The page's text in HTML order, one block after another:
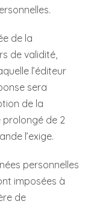
de la
de validité,
l’éditeur
sera
de la
prolongé de 2
l’exige.
personnelles
imposées à
de